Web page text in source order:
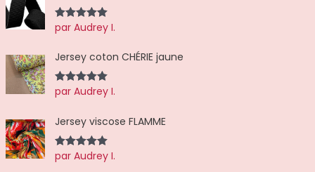
Note5sur
5
par Audrey I.
Jersey coton CHÉRIE jaune
Note5sur
5
par Audrey I.
Jersey viscose FLAMME
Note5sur
5
par Audrey I.